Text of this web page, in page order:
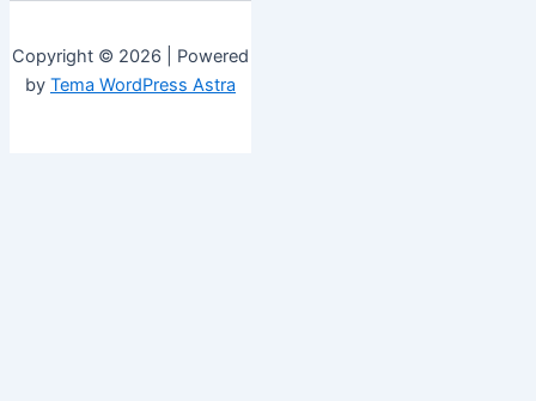
Copyright © 2026 | Powered
by Tema WordPress Astra